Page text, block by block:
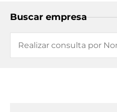
Buscar empresa